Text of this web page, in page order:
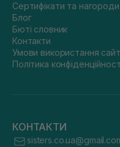
Сертифікати та нагороди
Блог
Бюті словник
Контакти
Умови використання
Політика
КОНТАКТИ